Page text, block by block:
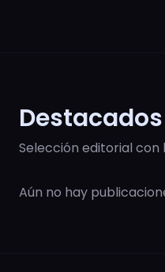
Selección editorial
Aún no hay